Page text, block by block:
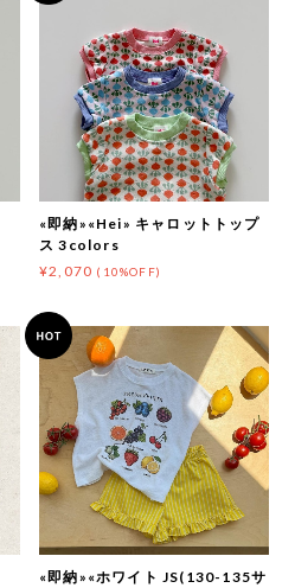
«即納»«Hei» キャロットトップ
ス 3colors
¥2,070 (10%OFF)
«即納»«ホワイト JS(130-135サ